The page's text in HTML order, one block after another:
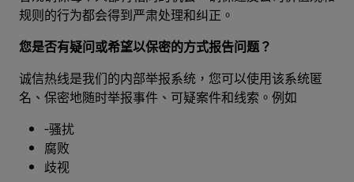
规则的行为都会得到严肃处理和纠正。
您是否有疑问或希望以保密的方式报告问题？
诚信热线是我们的内部举报系统，您可以使用该系统匿
名、保密地随时举报事件、可疑案件和线索。例如
-骚扰
腐败
歧视